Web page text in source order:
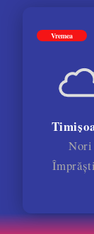
Vremea
Nori